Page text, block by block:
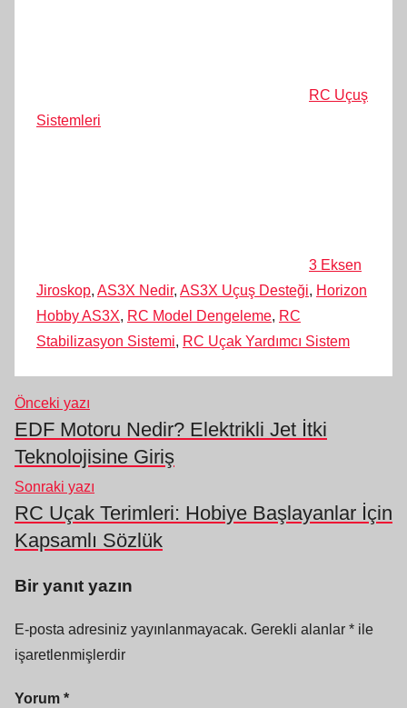
RC Uçuş
Sistemleri
3 Eksen
Jiroskop, AS3X Nedir, AS3X Uçuş Desteği, Horizon
Hobby AS3X, RC Model Dengeleme, RC
Stabilizasyon Sistemi, RC Uçak Yardımcı Sistem
Yazı
gezinmesi
Önceki yazı
EDF Motoru Nedir? Elektrikli Jet İtki
Teknolojisine Giriş
Sonraki yazı
RC Uçak Terimleri: Hobiye Başlayanlar İçin
Kapsamlı Sözlük
Bir yanıt yazın
E-posta adresiniz yayınlanmayacak. Gerekli alanlar * ile
işaretlenmişlerdir
Yorum *